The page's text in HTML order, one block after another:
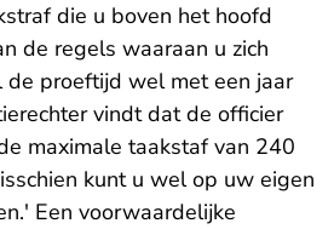
die u boven het hoofd
de regels waaraan u zich
de proeftijd wel met een jaar
vindt dat de officier
maximale taakstaf van 240
kunt u wel op uw eigen
Een voorwaardelijke